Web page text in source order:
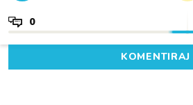
0
KOMENTIRAJ